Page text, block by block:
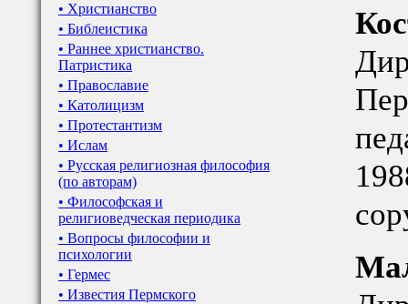
• Христианство
• Библеистика
• Раннее христианство.
Патристика
• Православие
• Католицизм
• Протестантизм
• Ислам
• Русская религиозная философия
(по авторам)
• Философская и
религиоведческая периодика
• Вопросы философии и
психологии
• Гермес
• Известия Пермского